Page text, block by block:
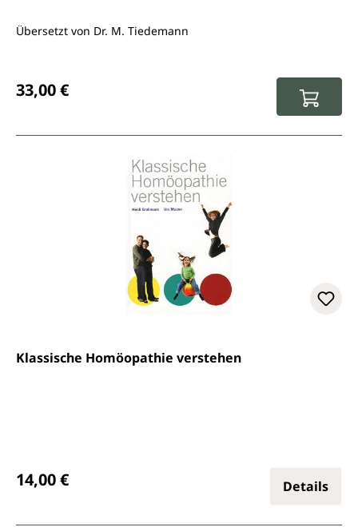
Übersetzt von Dr. M. Tiedemann
33,00 €
Klassische Homöopathie verstehen
14,00 € Details